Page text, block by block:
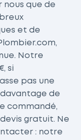
nous que de
et de
Notre
si
pas une
de
commandé,
gratuit. Ne
: notre